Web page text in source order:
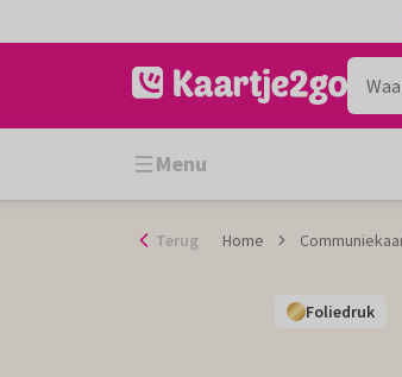
naar
Menu
Terug Home
Foliedruk
Foliedruk
Foliedruk